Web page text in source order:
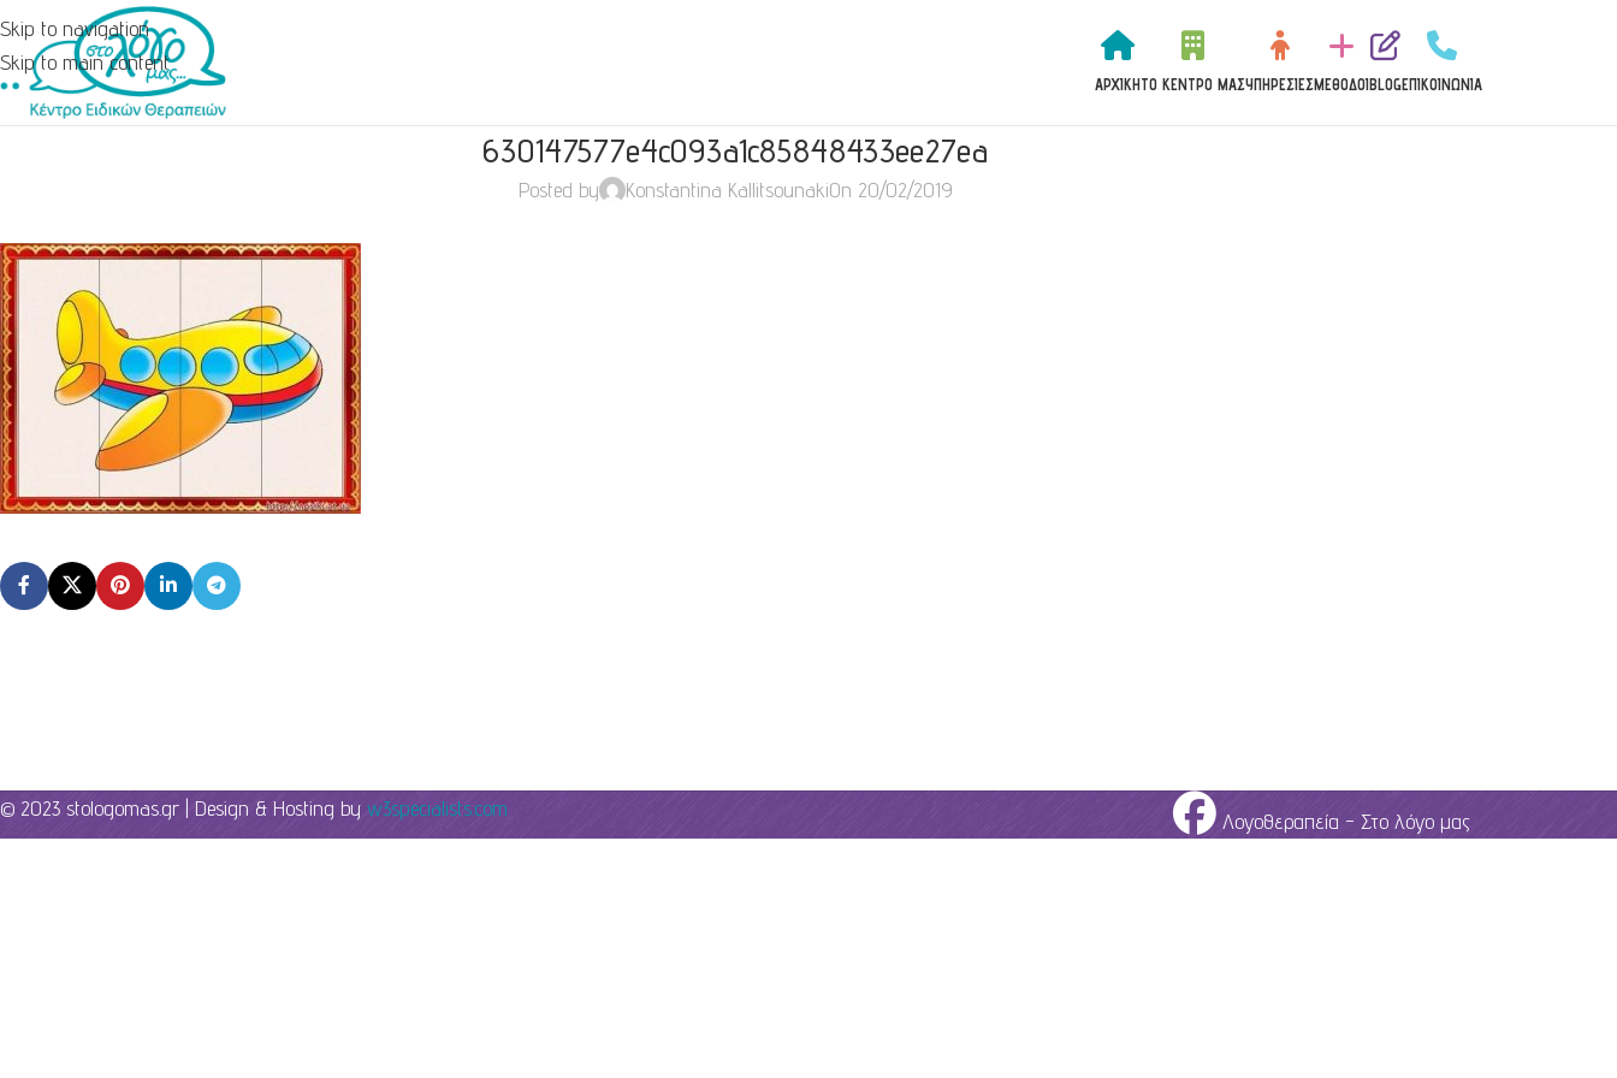
Skip to navigation
Skip to main content
ΑΡΧΙΚΉΤΟ ΚΈΝΤΡΟ ΜΑΣΥΠΗΡΕΣΊΕΣMΈΘΟΔΟΙBLOGΕΠΙΚΟΙΝΩΝΊΑ
630147577e4c093a1c85848433ee27ea
Posted by Konstantina KallitsounakiOn 20/02/2019
© 2023 stologomas.gr | Design & Hosting by w3specialists.com
Λογοθεραπεία - Στο λόγο μας